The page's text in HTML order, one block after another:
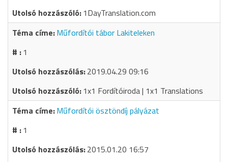
1DayTranslation.com
Műfordítói tábor Lakiteleken
1
2019.04.29 09:16
1x1 Fordítóiroda | 1x1 Translations
Műfordítói ösztöndíj pályázat
1
2015.01.20 16:57